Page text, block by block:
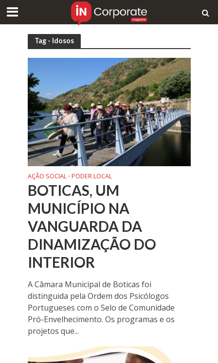
Tag - Idosos
AÇÃO SOCIAL • PODER LOCAL
BOTICAS, UM
MUNICÍPIO NA
VANGUARDA DA
DINAMIZAÇÃO DO
INTERIOR
A Câmara Municipal de Boticas foi
distinguida pela Ordem dos Psicólogos
Portugueses com o Selo de Comunidade
Pró-Envelhecimento. Os programas e os
projetos que...